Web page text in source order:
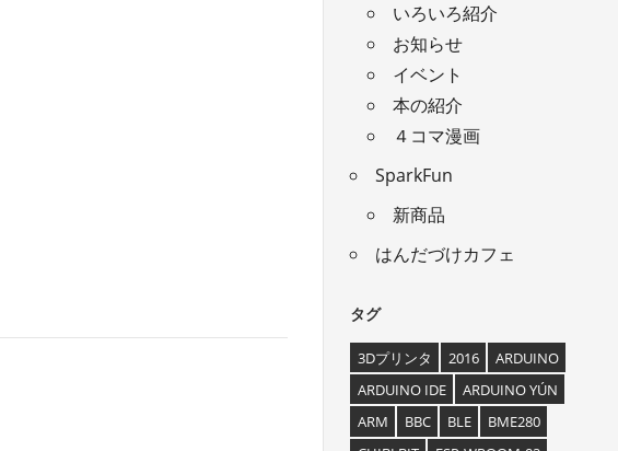
いろいろ紹介
お知らせ
イベント
本の紹介
４コマ漫画
SparkFun
新商品
はんだづけカフェ
タグ
3Dプリンタ 2016
ARDUINO
ARDUINO IDE
ARDUINO YÚN
ARM
BBC BLE
BME280